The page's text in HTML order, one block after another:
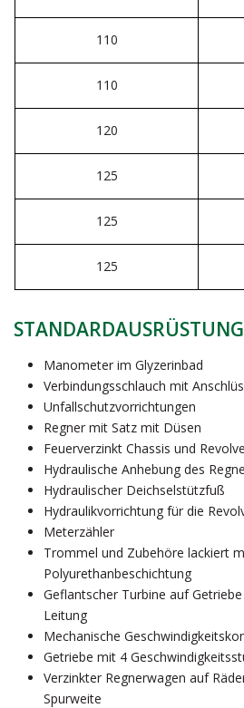
110
110
120
125
125
125
STANDARDAUSRÜSTUNG
Manometer im Glyzerinbad
Verbindungsschlauch mit
Unfallschutzvorrichtungen
Regner mit Satz mit Düsen
Feuerverzinkt Chassis und
Hydraulische Anhebung des
Hydraulischer Deichselstützfuß
Hydraulikvorrichtung für die
Meterzähler
Trommel und Zubehöre lackiert
Polyurethanbeschichtung
Geflantscher Turbine auf
Leitung
Mechanische
Getriebe mit 4
Verzinkter Regnerwagen auf
Spurweite